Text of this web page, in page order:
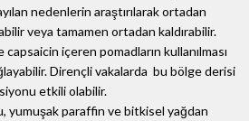
nedenlerin araştırılarak ortadan
veya tamamen ortadan kaldırabilir.
içeren pomadların kullanılması
Dirençli vakalarda bu bölge derisi
etkili olabilir.
yumuşak paraffin ve bitkisel yağdan